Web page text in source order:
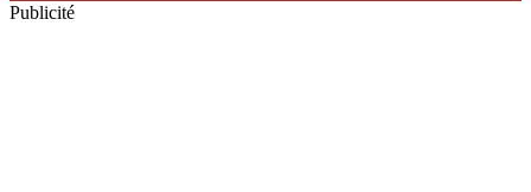
Publicité